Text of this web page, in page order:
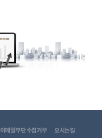
이메일무단수집거부 오시는길